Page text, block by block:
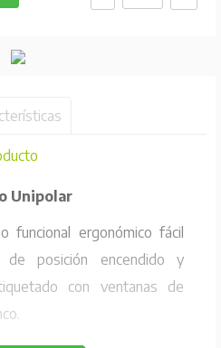
Unipolar
funcional ergonómico fácil
posición encendido y
con ventanas de